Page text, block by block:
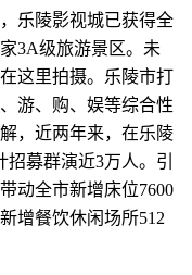
乐陵影视城已获得全
3A级旅游景区。未
这里拍摄。乐陵市打
游、购、娱等综合性
，近两年来，在乐陵
募群演近3万人。引
动全市新增床位7600
增餐饮休闲场所512